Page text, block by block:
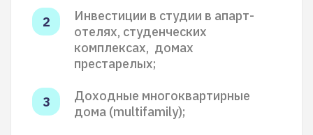
Инвестиции в студии в апарт-
отелях, студенческих
комплексах, домах
престарелых;
Доходные многоквартирные
дома (multifamily);